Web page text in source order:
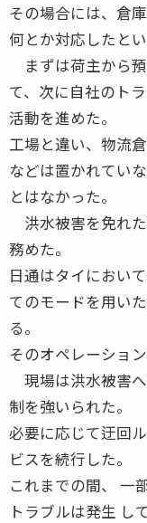
その場合には、倉
何とか対応したとい
まずは荷主から
て、次に自社のト
活動を進めた。
工場と違い、物流
などは置かれてい
とはなかった。
洪水被害を免れ
務めた。
日通はタイにおい
てのモードを用い
る。
そのオペレーショ
現場は洪水被害
制を強いられた。
必要に応じて迂回
ビスを続行した。
これまでの間、 一
トラブルは発生 し